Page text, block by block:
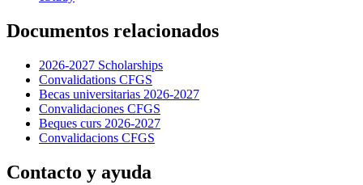
Documentos relacionados
2026-2027 Scholarships
Convalidations CFGS
Becas universitarias 2026-2027
Convalidaciones CFGS
Beques curs 2026-2027
Convalidacions CFGS
Contacto y ayuda